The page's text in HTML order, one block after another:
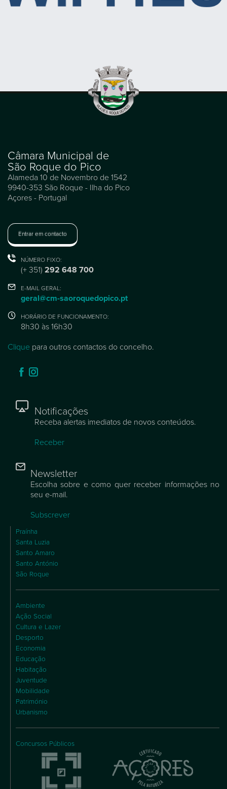
Câmara Municipal de
São Roque do Pico
Alameda 10 de Novembro de 1542
9940-353 São Roque - Ilha do Pico
Açores - Portugal
Entrar em contacto
NÚMERO FIXO:
(+ 351) 292 648 700
E-MAIL GERAL:
geral@cm-saoroquedopico.pt
HORÁRIO DE FUNCIONAMENTO:
8h30 às 16h30
Clique para outros contactos do concelho.
Notificações
Receba alertas imediatos de novos conteúdos.
Receber
Newsletter
Escolha sobre e como quer receber informações no
seu e-mail.
Subscrever
Praínha
Santa Luzia
Santo Amaro
Santo António
São Roque
Ambiente
Ação Social
Cultura e Lazer
Desporto
Economia
Educação
Habitação
Juventude
Mobilidade
Património
Urbanismo
Concursos Públicos